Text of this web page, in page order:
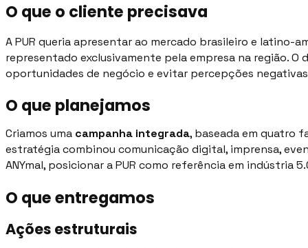
O que o cliente precisava
A PUR queria apresentar ao mercado brasileiro e latino-
representado exclusivamente pela empresa na região.
oportunidades de negócio e evitar percepções
O que planejamos
Criamos uma campanha integrada, baseada em quatro
estratégia combinou comunicação digital, imprensa,
ANYmal, posicionar a PUR como referência em indústria
O que entregamos
Ações estruturais